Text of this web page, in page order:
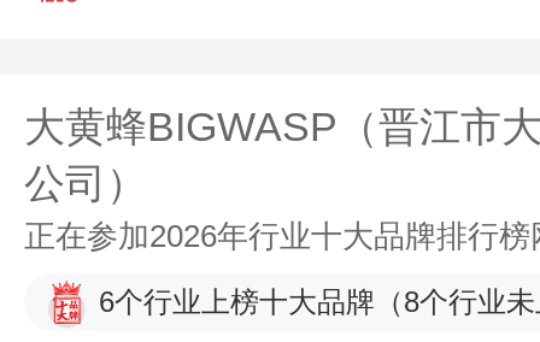
大黄蜂BIGWASP（晋江市
公司）
正在参加2026年行业十大品牌排行
6个行业上榜十大品牌 （8个行业